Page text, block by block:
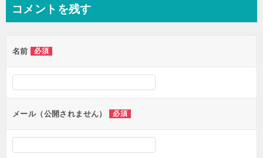
ビ
ー
シ
ョ
ン
コメントを残す
名前 必須
メール（公開されません） 必須